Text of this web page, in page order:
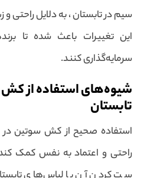
سیم در تابستان ، به دلایل راحتی
این تغییرات باعث شده تا
سرمایه‌گذاری کنند.
شیوه‌های استفاده از
تابستان
استفاده صحیح از کش سوتین در
راحتی و اعتماد به نفس کمک